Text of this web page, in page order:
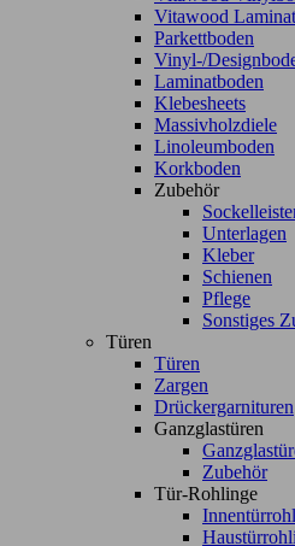
Vitawood
Parkettboden
Vinyl-/
Laminatboden
Klebesheets
Massivholzdiele
Linoleumboden
Korkboden
Zubehör
Unterlagen
Kleber
Schienen
Pflege
Sonstiges
Türen
Türen
Zargen
Drückergarnituren
Ganzglastüren
Zubehör
Tür-Rohlinge